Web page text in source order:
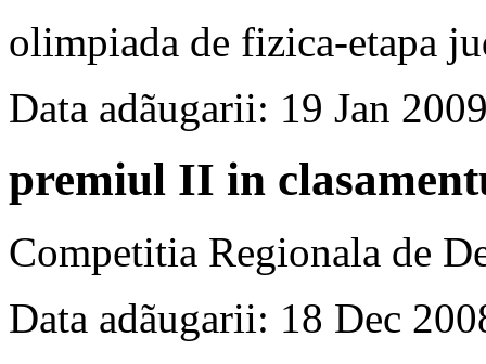
olimpiada de fizica-etapa
Data adãugarii: 19 Jan
premiul II in
Competitia Regionala de
Data adãugarii: 18 Dec